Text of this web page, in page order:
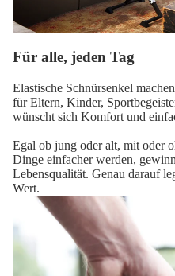
Für alle, jeden Tag
Elastische Schnürsenkel
für Eltern, Kinder,
wünscht sich Komfort und
Egal ob jung oder alt, mit oder
Dinge einfacher werden,
Lebensqualität. Genau darauf
Wert.